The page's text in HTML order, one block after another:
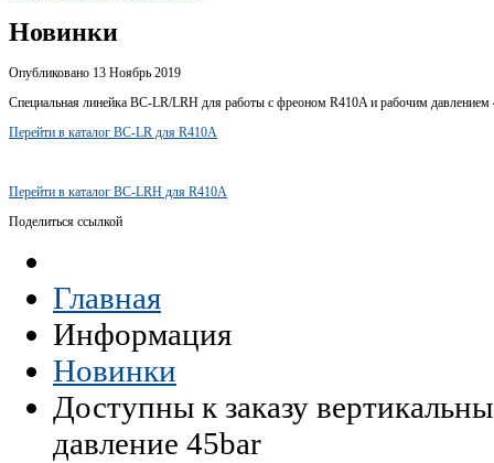
Новинки
Опубликовано 13 Ноябрь 2019
Специальная линейка BC-LR/LRH для работы с фреоном R410A и рабочим
Перейти в каталог BC-LR для R410A
Перейти в каталог BC-LRH для R410A
Поделиться ссылкой
Главная
Информация
Новинки
Доступны к заказу
давление 45bar